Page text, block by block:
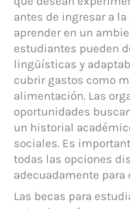
antes de ingresar a
aprender en un
estudiantes pueden
lingüísticas y
cubrir gastos como
alimentación. Las
oportunidades
un historial
sociales. Es
todas las opciones
adecuadamente
Las becas para